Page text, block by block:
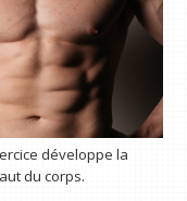
développe la
du corps.